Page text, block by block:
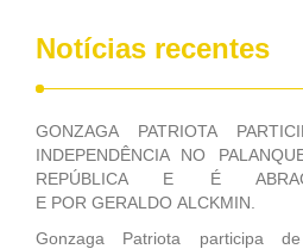
Notícias recentes
GONZAGA PATRIOTA
INDEPENDÊNCIA NO
REPÚBLICA E É
E POR GERALDO ALCKMIN.
Gonzaga Patriota participa